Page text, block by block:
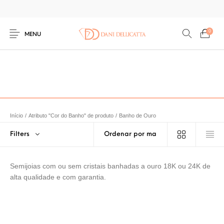
MENU
0
Início / Atributo "Cor do Banho" de produto / Banho de Ouro
Filters
Semijoias com ou sem cristais banhadas a ouro 18K ou 24K de
alta qualidade e com garantia.